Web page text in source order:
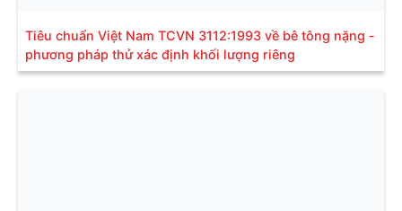
Tiêu chuẩn Việt Nam TCVN 3112:1993 về bê tông nặng -
phương pháp thử xác định khối lượng riêng